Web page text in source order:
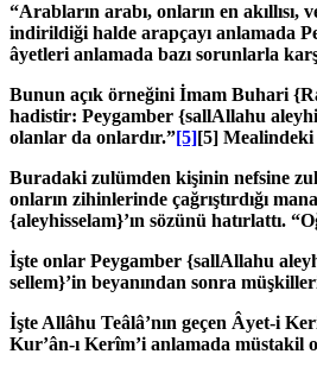
“Arabların arabı, onların en
indirildiği halde arapçayı anlamada
âyetleri anlamada bazı sorunlarla
Bunun açık örneğini İmam Buhari
hadistir: Peygamber {sallAllahu
olanlar da onlardır.”[5][5] Mealindeki
Buradaki zulümden kişinin nefsine
onların zihinlerinde çağrıştırdığı
{aleyhisselam}’ın sözünü hatırlattı.
İşte onlar Peygamber {sallAllahu
sellem}’in beyanından sonra
İşte Allâhu Teâlâ’nın geçen Âyet-i
Kur’ân-ı Kerîm’i anlamada müstakil